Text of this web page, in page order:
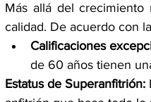
Más allá del crecimiento
calidad. De acuerdo con
Calificaciones
de 60 años tienen
Estatus de Superanfitrión: